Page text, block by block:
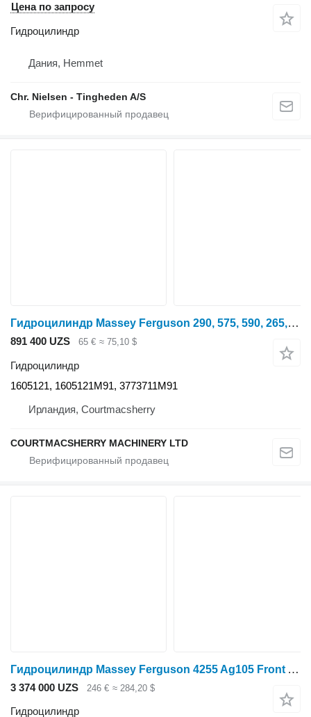
Цена по запросу
Гидроцилиндр
Дания, Hemmet
Chr. Nielsen - Tingheden A/S
Гидроцилиндр Massey Ferguson 290, 575, 590, 265, 690 Steering Cylinder 1605121m91, 3773711m91 для трактора колесного
891 400 UZS 65 € ≈ 75,10 $
Гидроцилиндр
1605121, 1605121M91, 3773711M91
Ирландия, Courtmacsherry
COURTMACSHERRY MACHINERY LTD
Гидроцилиндр Massey Ferguson 4255 Ag105 Front Axle Steering Cylinder 3429989m91 3429989M91 для трактора колесного
3 374 000 UZS 246 € ≈ 284,20 $
Гидроцилиндр